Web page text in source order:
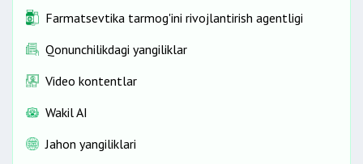
Farmatsevtika tarmog'ini rivojlantirish agentligi
Qonunchilikdagi yangiliklar
Video kontentlar
Wakil AI
Jahon yangiliklari